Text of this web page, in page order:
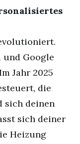
und Google
Jahr 2025
die
sich deinen
sich deiner
Heizung